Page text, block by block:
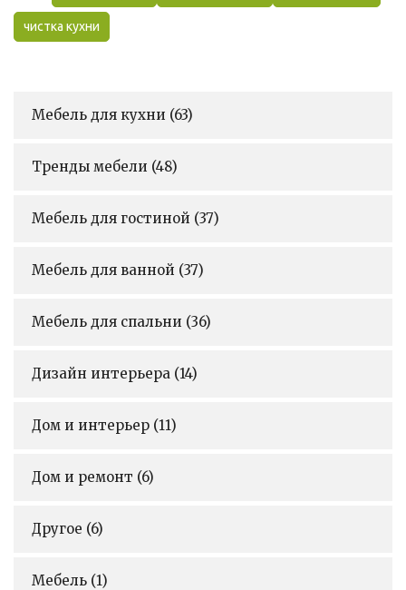
чистка кухни
Мебель для кухни (63)
Тренды мебели (48)
Мебель для гостиной (37)
Мебель для ванной (37)
Мебель для спальни (36)
Дизайн интерьера (14)
Дом и интерьер (11)
Дом и ремонт (6)
Другое (6)
Мебель (1)